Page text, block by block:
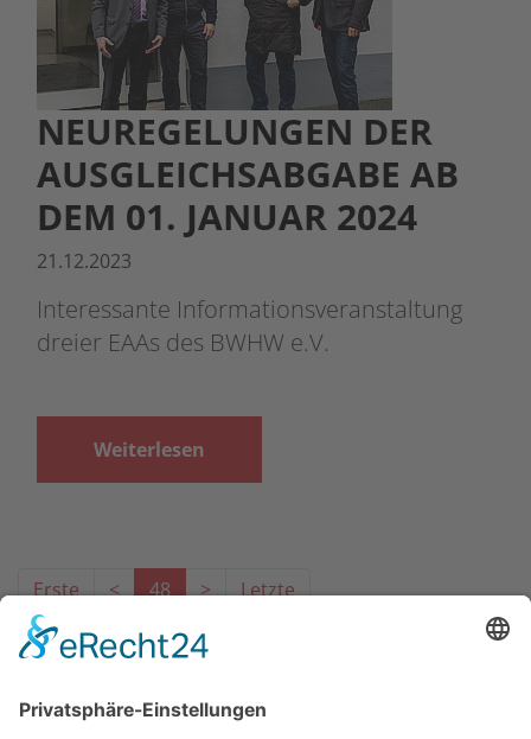
NEUREGELUNGEN DER
AUSGLEICHSABGABE AB
DEM 01. JANUAR 2024
21.12.2023
Interessante Informationsveranstaltung
dreier EAAs des BWHW e.V.
Weiterlesen
Erste < 48 > Letzte
Das Projekt zur Implementierung der Einheitlichen